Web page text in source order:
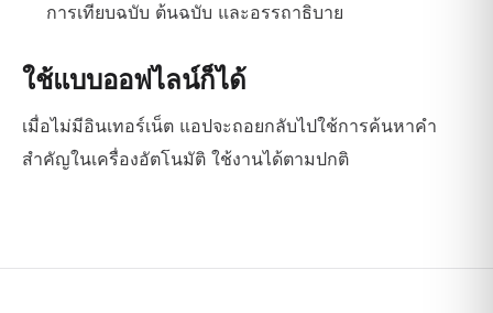
การเทียบฉบับ ต้นฉบับ และอรรถาธิบาย
ใช้แบบออฟไลน์ก็ได้
เมื่อไม่มีอินเทอร์เน็ต แอปจะถอยกลับไปใช้การค้นหาคำ
สำคัญในเครื่องอัตโนมัติ ใช้งานได้ตามปกติ